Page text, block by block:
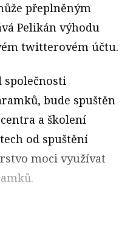
přeplněným
Pelikán výhodu
twitterovém účtu.
společnosti
bude spuštěn
a školení
od spuštění
moci využívat